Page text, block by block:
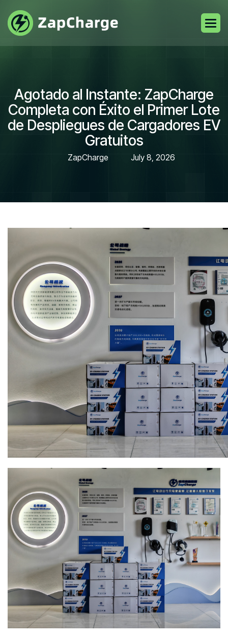
Agotado al Instante: ZapCharge
Completa con Éxito el Primer Lote
de Despliegues de Cargadores EV
Gratuitos
ZapCharge July 8, 2026